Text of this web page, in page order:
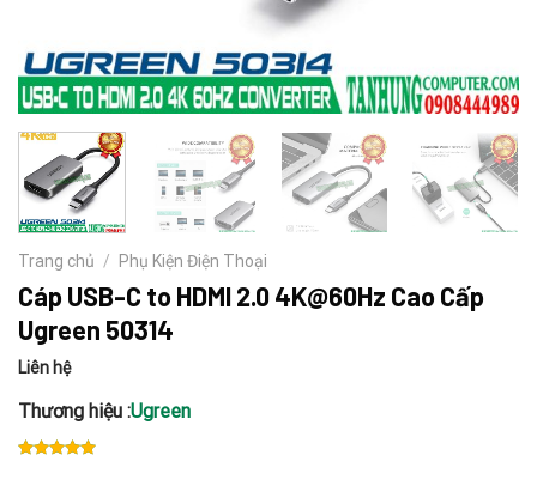
Trang chủ / Phụ Kiện Điện Thoại
Cáp USB-C to HDMI 2.0 4K@60Hz Cao Cấp
Ugreen 50314
Liên hệ
Thương hiệu :Ugreen